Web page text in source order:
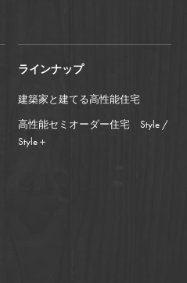
ラインナップ
建築家と建てる高性能住宅
高性能セミオーダー住宅 Style /
Style＋